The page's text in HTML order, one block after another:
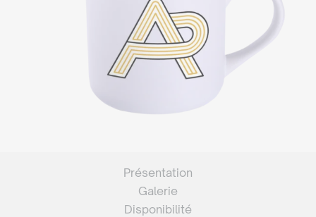
Présentation
Galerie
Disponibilité